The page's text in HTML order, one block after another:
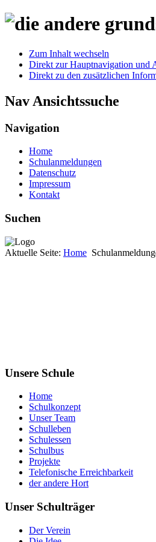
Zum Inhalt wechseln
Direkt zur Hauptnavigation und
Direkt zu den zusätzlichen
Nav Ansichtssuche
Navigation
Home
Schulanmeldungen
Datenschutz
Impressum
Kontakt
Suchen
Aktuelle Seite: Home
Unsere Schule
Home
Schulkonzept
Unser Team
Schulleben
Schulessen
Schulbus
Projekte
Telefonische Erreichbarkeit
der andere Hort
Unser Schulträger
Der Verein